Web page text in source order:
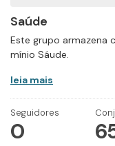
Saúde
Este grupo armazena
mínio Sáude.
leia mais
Seguidores
0